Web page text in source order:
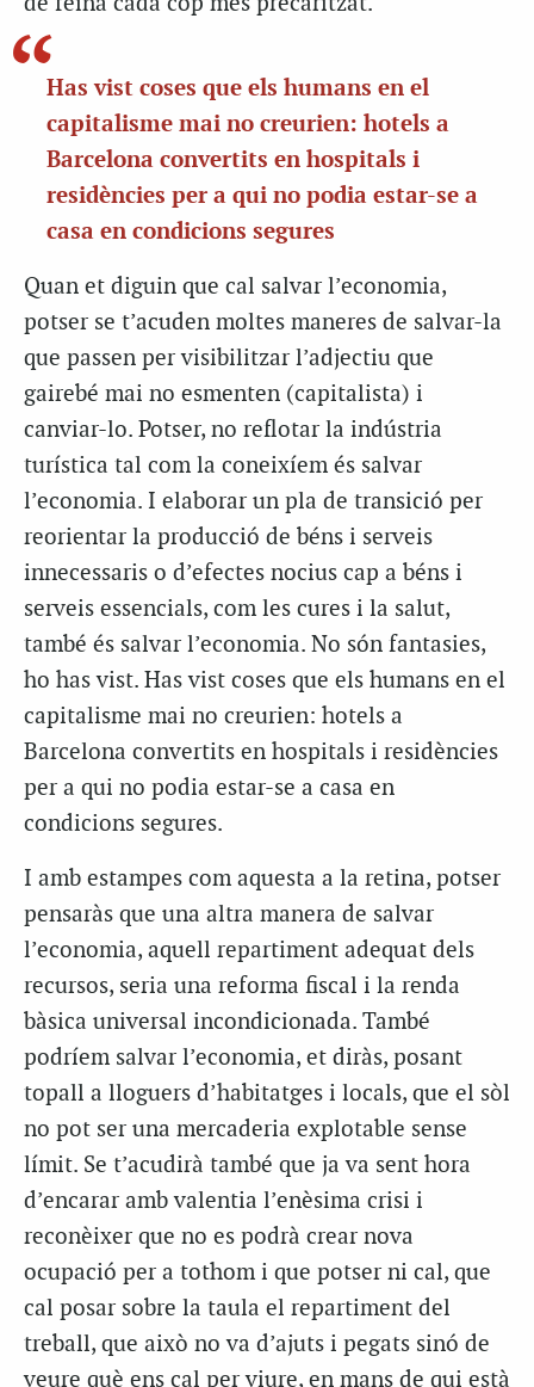
Has vist coses que els humans en el
capitalisme mai no creurien: hotels a
Barcelona convertits en hospitals i
residències per a qui no podia estar-se a
casa en condicions segures
Quan et diguin que cal salvar l’economia,
potser se t’acuden moltes maneres de salvar-la
que passen per visibilitzar l’adjectiu que
gairebé mai no esmenten (capitalista) i
canviar-lo. Potser, no reflotar la indústria
turística tal com la coneixíem és salvar
l’economia. I elaborar un pla de transició per
reorientar la producció de béns i serveis
innecessaris o d’efectes nocius cap a béns i
serveis essencials, com les cures i la salut,
també és salvar l’economia. No són fantasies,
ho has vist. Has vist coses que els humans en el
capitalisme mai no creurien: hotels a
Barcelona convertits en hospitals i residències
per a qui no podia estar-se a casa en
condicions segures.
I amb estampes com aquesta a la retina, potser
pensaràs que una altra manera de salvar
l’economia, aquell repartiment adequat dels
recursos, seria una reforma fiscal i la renda
bàsica universal incondicionada. També
podríem salvar l’economia, et diràs, posant
topall a lloguers d’habitatges i locals, que el sòl
no pot ser una mercaderia explotable sense
límit. Se t’acudirà també que ja va sent hora
d’encarar amb valentia l’enèsima crisi i
reconèixer que no es podrà crear nova
ocupació per a tothom i que potser ni cal, que
cal posar sobre la taula el repartiment del
treball, que això no va d’ajuts i pegats sinó de
veure què ens cal per viure, en mans de qui està